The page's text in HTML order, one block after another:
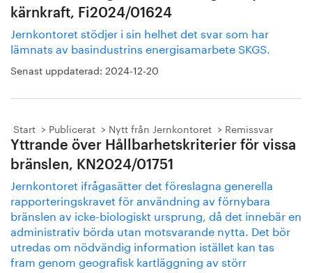
kärnkraft, Fi2024/01624
Jernkontoret stödjer i sin helhet det svar som har
lämnats av basindustrins energisamarbete SKGS.
Senast uppdaterad: 2024-12-20
Start Publicerat Nytt från Jernkontoret Remissvar
Yttrande över Hållbarhetskriterier för vissa
bränslen, KN2024/01751
Jernkontoret ifrågasätter det föreslagna generella
rapporteringskravet för användning av förnybara
bränslen av icke-biologiskt ursprung, då det innebär en
administrativ börda utan motsvarande nytta. Det bör
utredas om nödvändig information istället kan tas
fram genom geografisk kartläggning av störr